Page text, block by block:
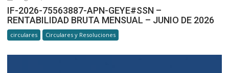
IF-2026-75563887-APN-GEYE#SSN –
RENTABILIDAD BRUTA MENSUAL – JUNIO DE 2026
circulares Circulares y Resoluciones